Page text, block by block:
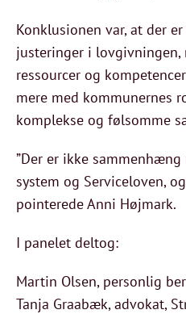
Konklusionen var, at der
justeringer i lovgivningen,
ressourcer og
mere med kommunernes
komplekse og følsomme
”Der er ikke
system og Serviceloven,
pointerede Anni Højmark.
I panelet deltog:
Martin Olsen, personlig
Tanja Graabæk, advokat,